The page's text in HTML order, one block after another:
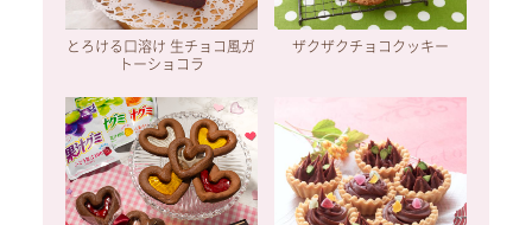
とろける口溶け 生チョコ風ガ
トーショコラ
ザクザクチョコクッキー